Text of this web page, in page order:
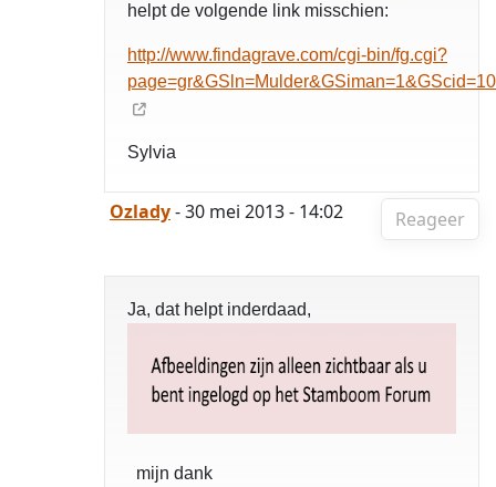
helpt de volgende link misschien:
http://www.findagrave.com/cgi-bin/fg.cgi?
Sylvia
Reageer
Ozlady- 30 mei 2013 - 14:02
Ja, dat helpt inderdaad,
mijn dank